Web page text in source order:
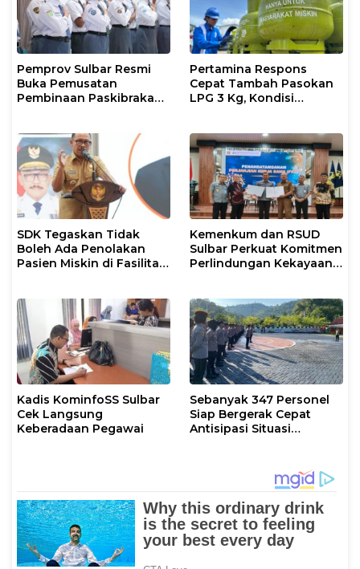
Pemprov Sulbar Resmi
Buka Pemusatan
Pembinaan Paskibraka
Pertamina Respons
Cepat Tambah Pasokan
LPG 3 Kg, Kondisi
SDK Tegaskan Tidak
Boleh Ada Penolakan
Pasien Miskin di Fasilitas
Kemenkum dan RSUD
Sulbar Perkuat Komitmen
Perlindungan Kekayaan
Kadis KominfoSS Sulbar
Cek Langsung
Keberadaan Pegawai
Sebanyak 347 Personel
Siap Bergerak Cepat
Antisipasi Situasi